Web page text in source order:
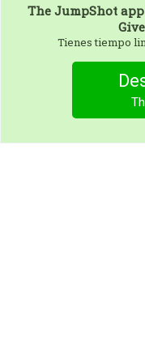
The JumpShot app
Tienes tiempo